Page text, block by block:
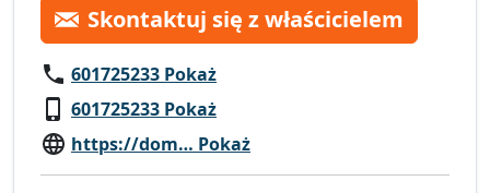
Skontaktuj się z właścicielem
601725233 Pokaż
601725233 Pokaż
https://dom… Pokaż